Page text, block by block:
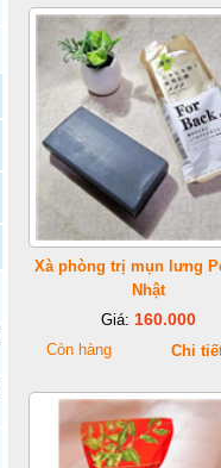
Xà phòng trị mụn lưng
Nhật
Giá: 160.000
Còn hàng Chi